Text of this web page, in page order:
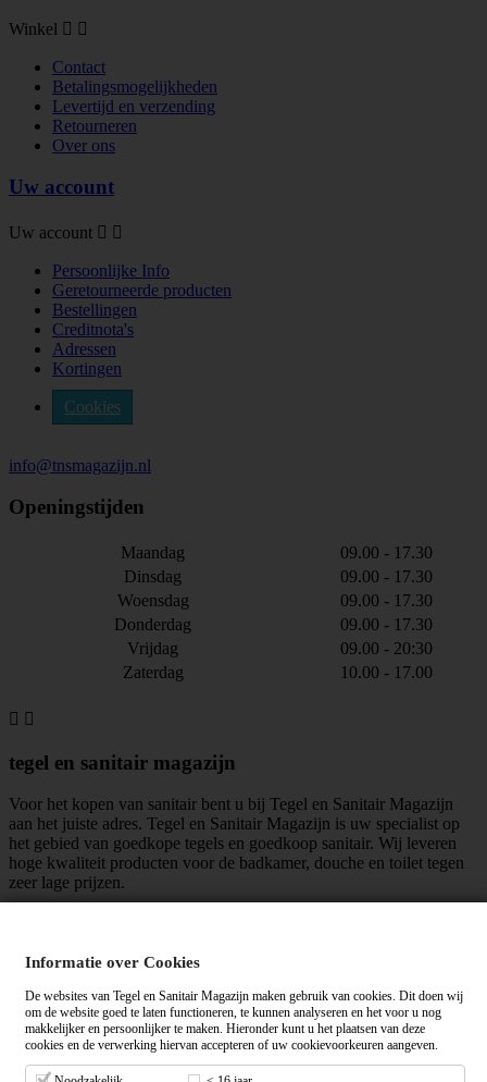
Winkel  
Contact
Betalingsmogelijkheden
Levertijd en verzending
Retourneren
Over ons
Uw account
Uw account  
Persoonlijke Info
Geretourneerde producten
Bestellingen
Creditnota's
Adressen
Kortingen
Cookies
info@tnsmagazijn.nl
Openingstijden
Maandag
09.00 - 17.30
Dinsdag
09.00 - 17.30
Woensdag
09.00 - 17.30
Donderdag
09.00 - 17.30
Vrijdag
09.00 - 20:30
Zaterdag
10.00 - 17.00
 
tegel en sanitair magazijn
Voor het kopen van sanitair bent u bij Tegel en Sanitair Magazijn
aan het juiste adres. Tegel en Sanitair Magazijn is uw specialist op
het gebied van goedkope tegels en goedkoop sanitair. Wij leveren
hoge kwaliteit producten voor de badkamer, douche en toilet tegen
zeer lage prijzen.
Tegelensanitairmagazijn.nl wordt gemiddeld beoordeeld met een
basis van+ beoordelingen.
Informatie over Cookies
De websites van Tegel en Sanitair Magazijn maken gebruik van cookies. Dit doen wij
om de website goed te laten functioneren, te kunnen analyseren en het voor u nog
makkelijker en persoonlijker te maken. Hieronder kunt u het plaatsen van deze
cookies en de verwerking hiervan accepteren of uw cookievoorkeuren aangeven.